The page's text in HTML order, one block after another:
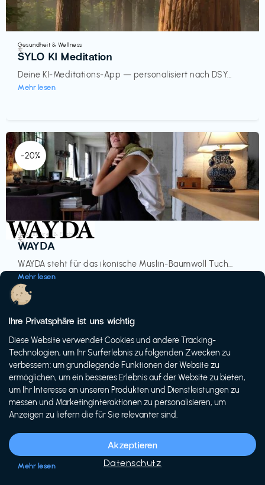
Gesundheit & Wellness
SYLO KI Meditation
Deine KI-Meditations-App — personalisiert nach DSY...
Mehr lesen
€‎
-20%
Accessoires & Fashion
WAYDA
WAYDA steht für das ikonische Muslin-Baumwoll Tuch...
Mehr lesen
€‎
-20%
Siech Cycles
Entdecke den Schweizer Brand für urbane Fahrräder...
Mehr lesen
Ihre Privatsphäre ist uns wichtig
Diese Website verwendet Cookies und andere Tracking-
Technologien, um Ihr Surferlebnis zu folgenden Zwecken zu
verbessern: um grundlegende Funktionen der Website zu
ermöglichen, um ein besseres Erlebnis auf der Website zu bieten,
um Ihr Interesse an unseren Produkten und Dienstleistungen zu
messen und Marketinginteraktionen zu personalisieren, um
Anzeigen zu liefern die für Sie relevanter sind.
Akzeptieren
Datenschutz